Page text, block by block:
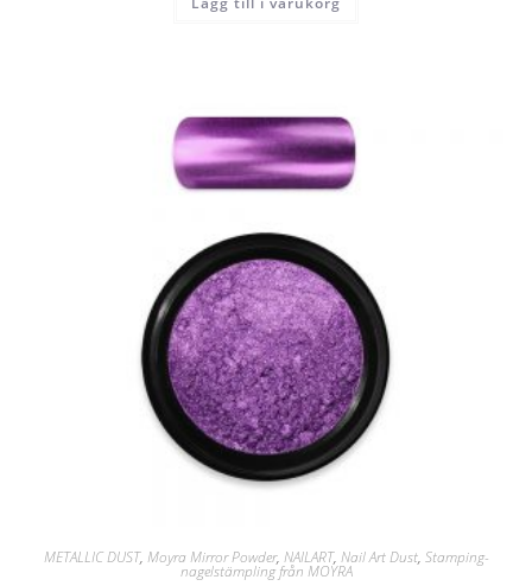
METALLIC DUST, Moyra Mirror Powder, NAILART, Nail Art Dust, Stamping-
nagelstämpling från MOYRA